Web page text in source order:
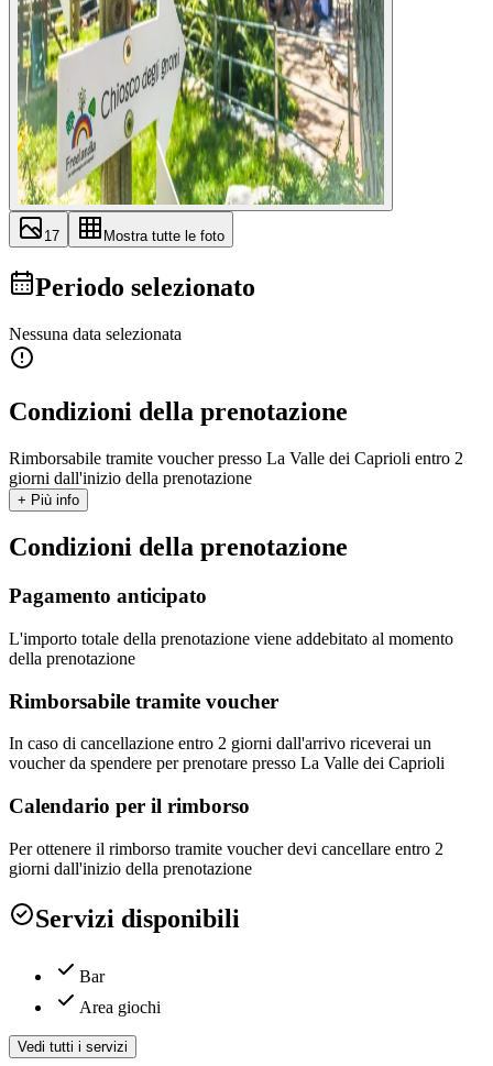
17 Mostra tutte le foto
Periodo selezionato
Nessuna data selezionata
Condizioni della prenotazione
Rimborsabile tramite voucher presso La Valle dei Caprioli entro 2
giorni dall'inizio della prenotazione
+ Più info
Condizioni della prenotazione
Pagamento anticipato
L'importo totale della prenotazione viene addebitato al momento
della prenotazione
Rimborsabile tramite voucher
In caso di cancellazione entro 2 giorni dall'arrivo riceverai un
voucher da spendere per prenotare presso La Valle dei Caprioli
Calendario per il rimborso
Per ottenere il rimborso tramite voucher devi cancellare entro 2
giorni dall'inizio della prenotazione
Servizi disponibili
Bar
Area giochi
Vedi tutti i servizi